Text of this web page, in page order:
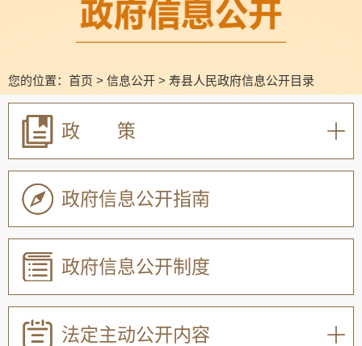
您的位置： 首页 > 信息公开 > 寿县人民政府信息公开目录
政 策
政府信息公开指南
政府信息公开制度
法定主动公开内容